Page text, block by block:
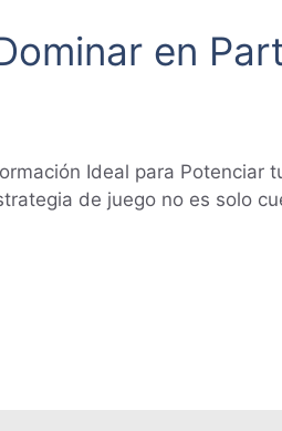
en
Ideal para
de juego no es solo